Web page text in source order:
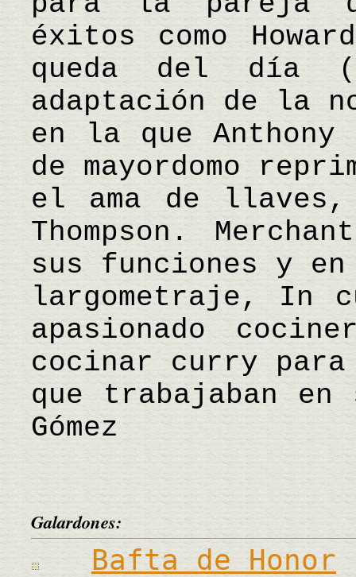
éxitos como
queda del día
adaptación de la
en la que Anthony
de mayordomo
el ama de llaves,
Thompson.
sus funciones y
largometraje, In
apasionado
cocinar curry
que trabajaban
Gómez
Galardones:
Bafta de Honor